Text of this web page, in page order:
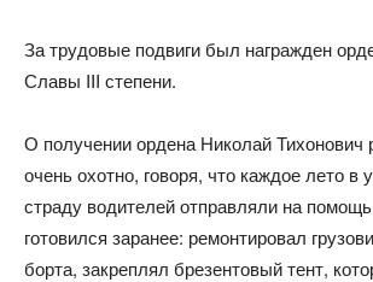
За трудовые подвиги был награжден
Славы III степени.
О получении ордена Николай Тихонович
очень охотно, говоря, что каждое лето в
страду водителей отправляли на
готовился заранее: ремонтировал
борта, закреплял брезентовый тент,